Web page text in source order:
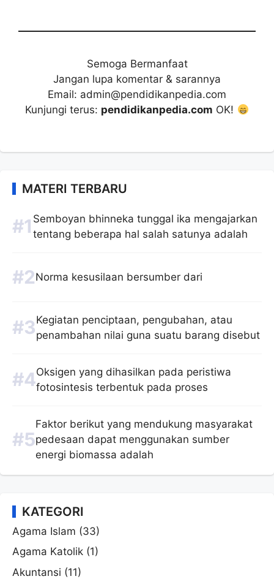
Semoga Bermanfaat
Jangan lupa komentar & sarannya
Email: admin@pendidikanpedia.com
Kunjungi terus: pendidikanpedia.com OK!
MATERI TERBARU
Semboyan bhinneka tunggal ika mengajarkan
tentang beberapa hal salah satunya adalah
Norma kesusilaan bersumber dari
Kegiatan penciptaan, pengubahan, atau
penambahan nilai guna suatu barang disebut
Oksigen yang dihasilkan pada peristiwa
fotosintesis terbentuk pada proses
Faktor berikut yang mendukung masyarakat
pedesaan dapat menggunakan sumber
energi biomassa adalah
KATEGORI
Agama Islam (33)
Agama Katolik (1)
Akuntansi (11)